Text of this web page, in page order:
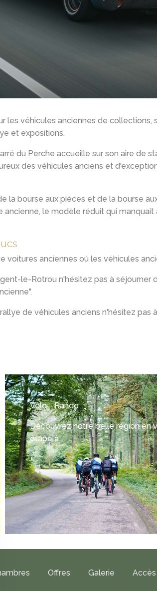
les véhicules anciennes de
et expositions.
du Perche accueille sur son aire de
des véhicules anciens et
la bourse aux pièces et de la bourse
ancienne, le modèle réduit qui
voitures anciennes où les véhicules
le-Rotrou n'hésitez pas à séjourner
de véhicules anciens n'hésitez pas
Vélo - Rando
Découvrez notre belle région en
étape à...
+
Offres Galerie Accès